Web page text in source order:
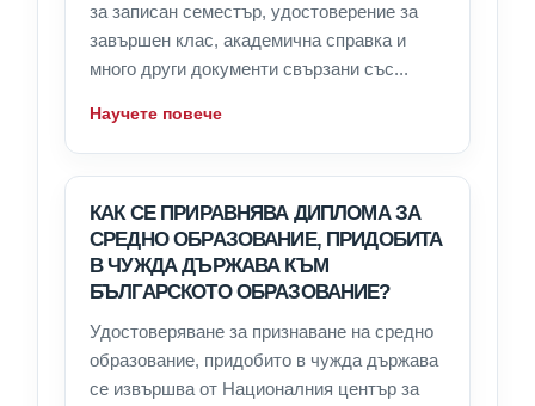
за записан семестър, удостоверение за
завършен клас, академична справка и
много други документи свързани със...
Научете повече
КАК СЕ ПРИРАВНЯВА ДИПЛОМА ЗА
СРЕДНО ОБРАЗОВАНИЕ, ПРИДОБИТА
В ЧУЖДА ДЪРЖАВА КЪМ
БЪЛГАРСКОТО ОБРАЗОВАНИЕ?
Удостоверяване за признаване на средно
образование, придобито в чужда държава
се извършва от Националния център за